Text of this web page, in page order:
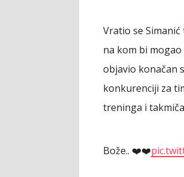
Vratio se
na kom bi
objavio konačan
konkurenciji za
treninga i
Bože.. ❤️❤️